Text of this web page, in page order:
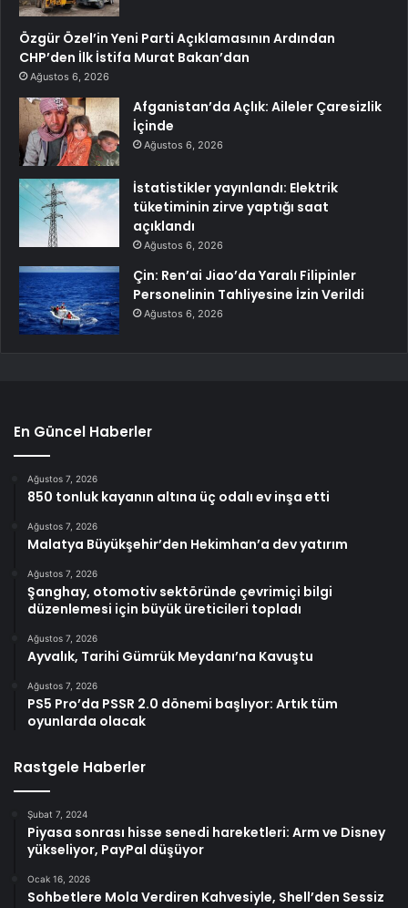
Özgür Özel’in Yeni Parti Açıklamasının Ardından
CHP’den İlk İstifa Murat Bakan’dan
Ağustos 6, 2026
Afganistan’da Açlık: Aileler Çaresizlik
İçinde
Ağustos 6, 2026
İstatistikler yayınlandı: Elektrik
tüketiminin zirve yaptığı saat
açıklandı
Ağustos 6, 2026
Çin: Ren’ai Jiao’da Yaralı Filipinler
Personelinin Tahliyesine İzin Verildi
Ağustos 6, 2026
En Güncel Haberler
Ağustos 7, 2026
850 tonluk kayanın altına üç odalı ev inşa etti
Ağustos 7, 2026
Malatya Büyükşehir’den Hekimhan’a dev yatırım
Ağustos 7, 2026
Şanghay, otomotiv sektöründe çevrimiçi bilgi
düzenlemesi için büyük üreticileri topladı
Ağustos 7, 2026
Ayvalık, Tarihi Gümrük Meydanı’na Kavuştu
Ağustos 7, 2026
PS5 Pro’da PSSR 2.0 dönemi başlıyor: Artık tüm
oyunlarda olacak
Rastgele Haberler
Şubat 7, 2024
Piyasa sonrası hisse senedi hareketleri: Arm ve Disney
yükseliyor, PayPal düşüyor
Ocak 16, 2026
Sohbetlere Mola Verdiren Kahvesiyle, Shell’den Sessiz